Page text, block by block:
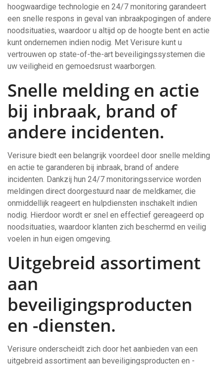
hoogwaardige technologie en 24/7 monitoring garandeert
een snelle respons in geval van inbraakpogingen of andere
noodsituaties, waardoor u altijd op de hoogte bent en actie
kunt ondernemen indien nodig. Met Verisure kunt u
vertrouwen op state-of-the-art beveiligingssystemen die
uw veiligheid en gemoedsrust waarborgen.
Snelle melding en actie
bij inbraak, brand of
andere incidenten.
Verisure biedt een belangrijk voordeel door snelle melding
en actie te garanderen bij inbraak, brand of andere
incidenten. Dankzij hun 24/7 monitoringsservice worden
meldingen direct doorgestuurd naar de meldkamer, die
onmiddellijk reageert en hulpdiensten inschakelt indien
nodig. Hierdoor wordt er snel en effectief gereageerd op
noodsituaties, waardoor klanten zich beschermd en veilig
voelen in hun eigen omgeving.
Uitgebreid assortiment
aan
beveiligingsproducten
en -diensten.
Verisure onderscheidt zich door het aanbieden van een
uitgebreid assortiment aan beveiligingsproducten en -